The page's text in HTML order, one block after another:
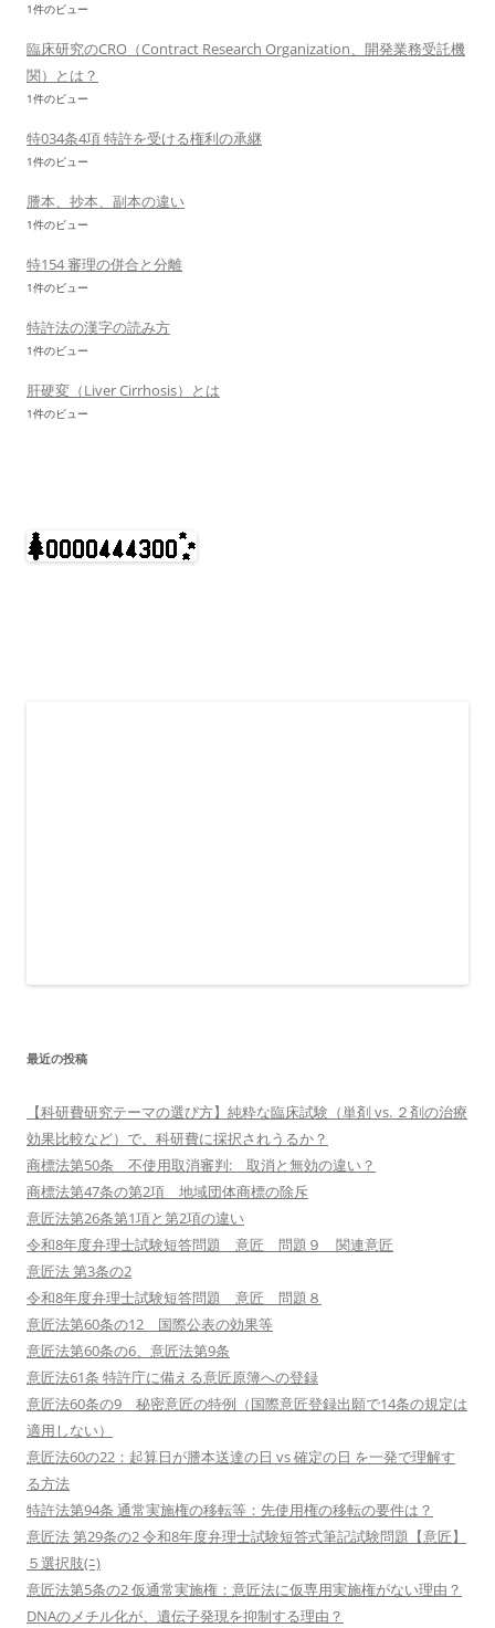
1件のビュー
臨床研究のCRO（Contract Research Organization、開発業務受託機
関）とは？
1件のビュー
特034条4項 特許を受ける権利の承継
1件のビュー
謄本、抄本、副本の違い
1件のビュー
特154 審理の併合と分離
1件のビュー
特許法の漢字の読み方
1件のビュー
肝硬変（Liver Cirrhosis）とは
1件のビュー
最近の投稿
【科研費研究テーマの選び方】純粋な臨床試験（単剤 vs. ２剤の治療
効果比較など）で、科研費に採択されうるか？
商標法第50条 不使用取消審判: 取消と無効の違い？
商標法第47条の第2項 地域団体商標の除斥
意匠法第26条第1項と第2項の違い
令和8年度弁理士試験短答問題 意匠 問題９ 関連意匠
意匠法 第3条の2
令和8年度弁理士試験短答問題 意匠 問題８
意匠法第60条の12 国際公表の効果等
意匠法第60条の6、意匠法第9条
意匠法61条 特許庁に備える意匠原簿への登録
意匠法60条の9 秘密意匠の特例（国際意匠登録出願で14条の規定は
適用しない）
意匠法60の22：起算日が謄本送達の日 vs 確定の日 を一発で理解す
る方法
特許法第94条 通常実施権の移転等：先使用権の移転の要件は？
意匠法 第29条の2 令和8年度弁理士試験短答式筆記試験問題【意匠】
５選択肢(ﾆ)
意匠法第5条の2 仮通常実施権：意匠法に仮専用実施権がない理由？
DNAのメチル化が、遺伝子発現を抑制する理由？